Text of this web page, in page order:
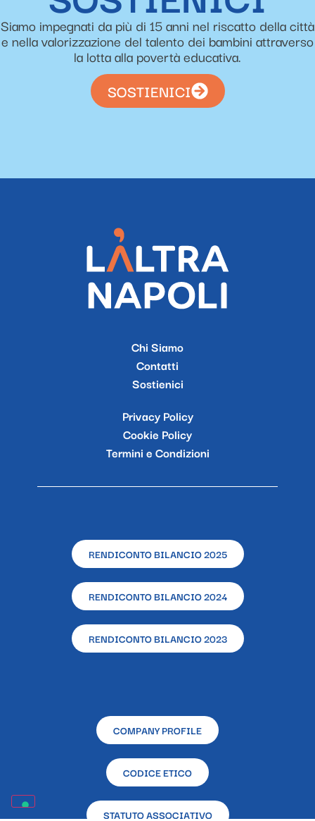
Siamo impegnati da più di 15 anni nel riscatto della città
e nella valorizzazione del talento dei bambini attraverso
la lotta alla povertà educativa.
SOSTIENICI
Chi Siamo
Contatti
Sostienici
Privacy Policy
Cookie Policy
Termini e Condizioni
RENDICONTO BILANCIO 2025
RENDICONTO BILANCIO 2024
RENDICONTO BILANCIO 2023
COMPANY PROFILE
CODICE ETICO
STATUTO ASSOCIATIVO